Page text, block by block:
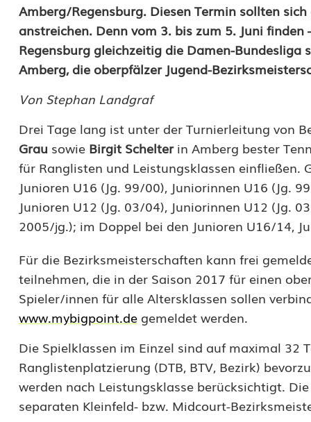
T
e
n
n
s
t
a
l
e
n
t
e
a
u
f
Amberg/Regensburg. Diesen Termin sollten
anstreichen. Denn vom 3. bis zum 5. Juni
Regensburg gleichzeitig die Damen-Bundesliga
Amberg, die oberpfälzer Jugend-
Von Stephan Landgraf
Drei Tage lang ist unter der Turnierleitung von
Grau sowie Birgit Schelterin Amberg bester
für Ranglisten und Leistungsklassen einfließen.
Junioren U16 (Jg. 99/00), Juniorinnen U16 (Jg.
Junioren U12 (Jg. 03/04), Juniorinnen U12 (Jg.
2005/jg.); im Doppel bei den Junioren U16/14,
Für die Bezirksmeisterschaften kann frei
teilnehmen, die in der Saison 2017 für einen
Spieler/innen für alle Altersklassen sollen
www.mybigpoint.de gemeldet werden.
Die Spielklassen im Einzel sind auf maximal 32
Ranglistenplatzierung (DTB, BTV, Bezirk)
werden nach Leistungsklasse berücksichtigt.
separaten Kleinfeld- bzw. Midcourt-